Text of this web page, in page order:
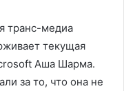
транс-медиа
текущая
Аша Шарма.
за то, что она не